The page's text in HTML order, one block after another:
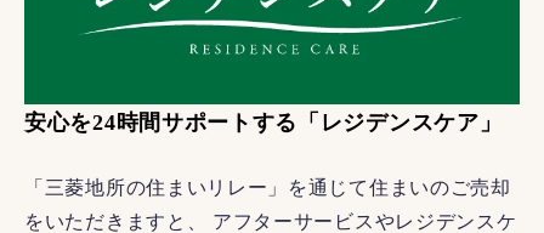
安心を24時間サポートする「レジデンスケア」
「三菱地所の住まいリレー」を通じて住まいのご売却
をいただきますと、 アフターサービスやレジデンスケ